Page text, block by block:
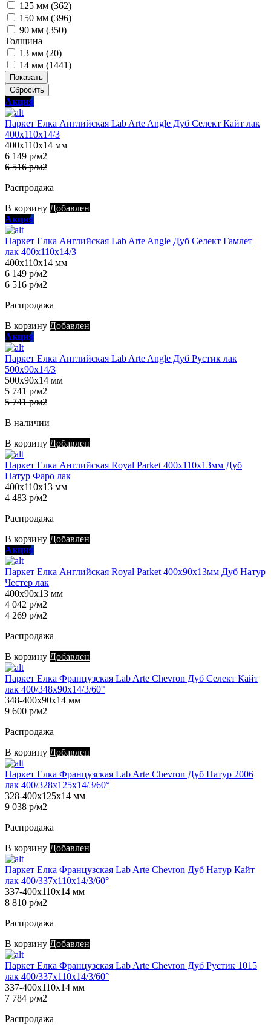
125 мм (362)
150 мм (396)
90 мм (350)
Толщина
13 мм (20)
14 мм (1441)
Показать
Сбросить
Акция
Паркет Елка Английская Lab Arte Angle Дуб Селект Кайт лак
400х110х14/3
400х110х14 мм
6 149 р/м2
6 516 р/м2
Распродажа
В корзину Добавлен
Акция
Паркет Елка Английская Lab Arte Angle Дуб Селект Гамлет
лак 400х110х14/3
400х110х14 мм
6 149 р/м2
6 516 р/м2
Распродажа
В корзину Добавлен
Акция
Паркет Елка Английская Lab Arte Angle Дуб Рустик лак
500х90х14/3
500х90х14 мм
5 741 р/м2
5 741 р/м2
В наличии
В корзину Добавлен
Паркет Елка Английская Royal Parket 400х110х13мм Дуб
Натур Фаро лак
400х110х13 мм
4 483 р/м2
Распродажа
В корзину Добавлен
Акция
Паркет Елка Английская Royal Parket 400х90х13мм Дуб Натур
Честер лак
400х90х13 мм
4 042 р/м2
4 269 р/м2
Распродажа
В корзину Добавлен
Паркет Елка Французская Lab Arte Chevron Дуб Селект Кайт
лак 400/348х90х14/3/60°
348-400х90х14 мм
9 600 р/м2
Распродажа
В корзину Добавлен
Паркет Елка Французская Lab Arte Chevron Дуб Натур 2006
лак 400/328х125х14/3/60°
328-400х125х14 мм
9 038 р/м2
Распродажа
В корзину Добавлен
Паркет Елка Французская Lab Arte Chevron Дуб Натур Кайт
лак 400/337х110х14/3/60°
337-400х110х14 мм
8 810 р/м2
Распродажа
В корзину Добавлен
Паркет Елка Французская Lab Arte Chevron Дуб Рустик 1015
лак 400/337х110х14/3/60°
337-400х110х14 мм
7 784 р/м2
Распродажа